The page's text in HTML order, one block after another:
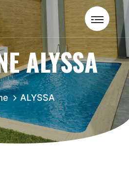
ALYSSA
ALYSSA